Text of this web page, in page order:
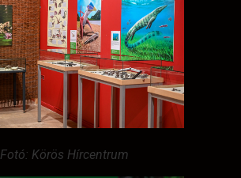
Fotó: Körös Hírcentrum